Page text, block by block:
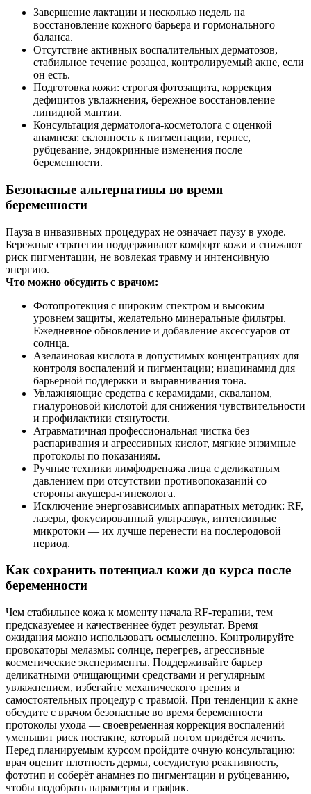
Завершение лактации и несколько недель на
восстановление кожного барьера и гормонального
баланса.
Отсутствие активных воспалительных дерматозов,
стабильное течение розацеа, контролируемый акне, если
он есть.
Подготовка кожи: строгая фотозащита, коррекция
дефицитов увлажнения, бережное восстановление
липидной мантии.
Консультация дерматолога‑косметолога с оценкой
анамнеза: склонность к пигментации, герпес,
рубцевание, эндокринные изменения после
беременности.
Безопасные альтернативы во время
беременности
Пауза в инвазивных процедурах не означает паузу в уходе.
Бережные стратегии поддерживают комфорт кожи и снижают
риск пигментации, не вовлекая травму и интенсивную
энергию.
Что можно обсудить с врачом:
Фотопротекция с широким спектром и высоким
уровнем защиты, желательно минеральные фильтры.
Ежедневное обновление и добавление аксессуаров от
солнца.
Азелаиновая кислота в допустимых концентрациях для
контроля воспалений и пигментации; ниацинамид для
барьерной поддержки и выравнивания тона.
Увлажняющие средства с керамидами, скваланом,
гиалуроновой кислотой для снижения чувствительности
и профилактики стянутости.
Атравматичная профессиональная чистка без
распаривания и агрессивных кислот, мягкие энзимные
протоколы по показаниям.
Ручные техники лимфодренажа лица с деликатным
давлением при отсутствии противопоказаний со
стороны акушера‑гинеколога.
Исключение энергозависимых аппаратных методик: RF,
лазеры, фокусированный ультразвук, интенсивные
микротоки — их лучше перенести на послеродовой
период.
Как сохранить потенциал кожи до курса после
беременности
Чем стабильнее кожа к моменту начала RF‑терапии, тем
предсказуемее и качественнее будет результат. Время
ожидания можно использовать осмысленно. Контролируйте
провокаторы мелазмы: солнце, перегрев, агрессивные
косметические эксперименты. Поддерживайте барьер
деликатными очищающими средствами и регулярным
увлажнением, избегайте механического трения и
самостоятельных процедур с травмой. При тенденции к акне
обсудите с врачом безопасные во время беременности
протоколы ухода — своевременная коррекция воспалений
уменьшит риск постакне, который потом придётся лечить.
Перед планируемым курсом пройдите очную консультацию:
врач оценит плотность дермы, сосудистую реактивность,
фототип и соберёт анамнез по пигментации и рубцеванию,
чтобы подобрать параметры и график.